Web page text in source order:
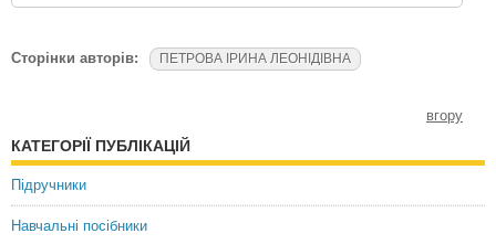
Сторінки авторів: ПЕТРОВА ІРИНА ЛЕОНІДІВНА
вгору
КАТЕГОРІЇ ПУБЛІКАЦІЙ
Підручники
Навчальні посібники